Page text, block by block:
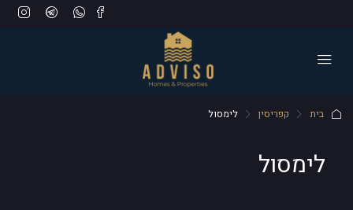
בית קפריסין לימסול
לימסול